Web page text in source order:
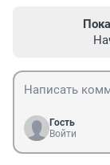
Гость
Войти